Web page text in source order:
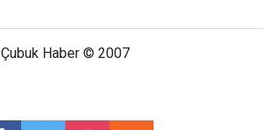
Çubuk Haber © 2007